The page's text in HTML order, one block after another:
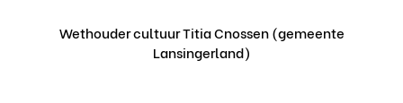
Wethouder cultuur Titia Cnossen (gemeente
Lansingerland)